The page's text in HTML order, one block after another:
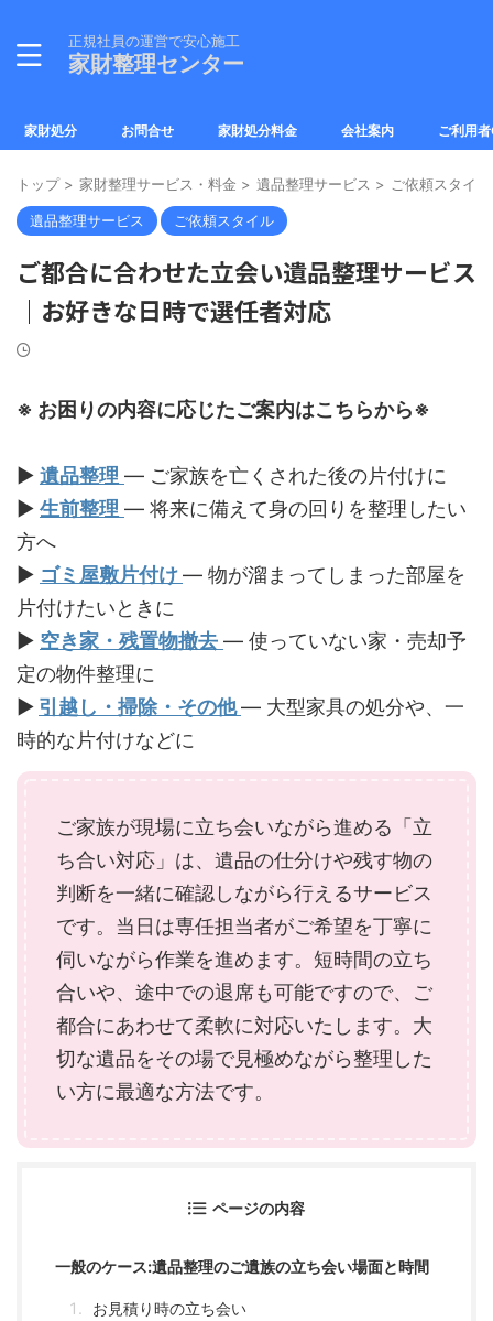
正規社員の運営で安心施工
家財整理センター
家財処分 お問合せ 家財処分料金 会社案内 ご利用
トップ > 家財整理サービス・料金 > 遺品整理サービス > ご依頼スタイル
遺品整理サービス ご依頼スタイル
ご都合に合わせた立会い遺品整理サービス
｜お好きな日時で選任者対応
※ お困りの内容に応じたご案内はこちらから※
▶︎ 遺品整理 — ご家族を亡くされた後の片付けに
▶︎ 生前整理 — 将来に備えて身の回りを整理したい
方へ
▶︎ ゴミ屋敷片付け— 物が溜まってしまった部屋を
片付けたいときに
▶︎ 空き家・残置物撤去 — 使っていない家・売却予
定の物件整理に
▶︎ 引越し・掃除・その他— 大型家具の処分や、一
時的な片付けなどに
ご家族が現場に立ち会いながら進める「立
ち合い対応」は、遺品の仕分けや残す物の
判断を一緒に確認しながら行えるサービス
です。当日は専任担当者がご希望を丁寧に
伺いながら作業を進めます。短時間の立ち
合いや、途中での退席も可能ですので、ご
都合にあわせて柔軟に対応いたします。大
切な遺品をその場で見極めながら整理した
い方に最適な方法です。
ページの内容
一般のケース:遺品整理のご遺族の立ち会い場面と時間
お見積り時の立ち会い